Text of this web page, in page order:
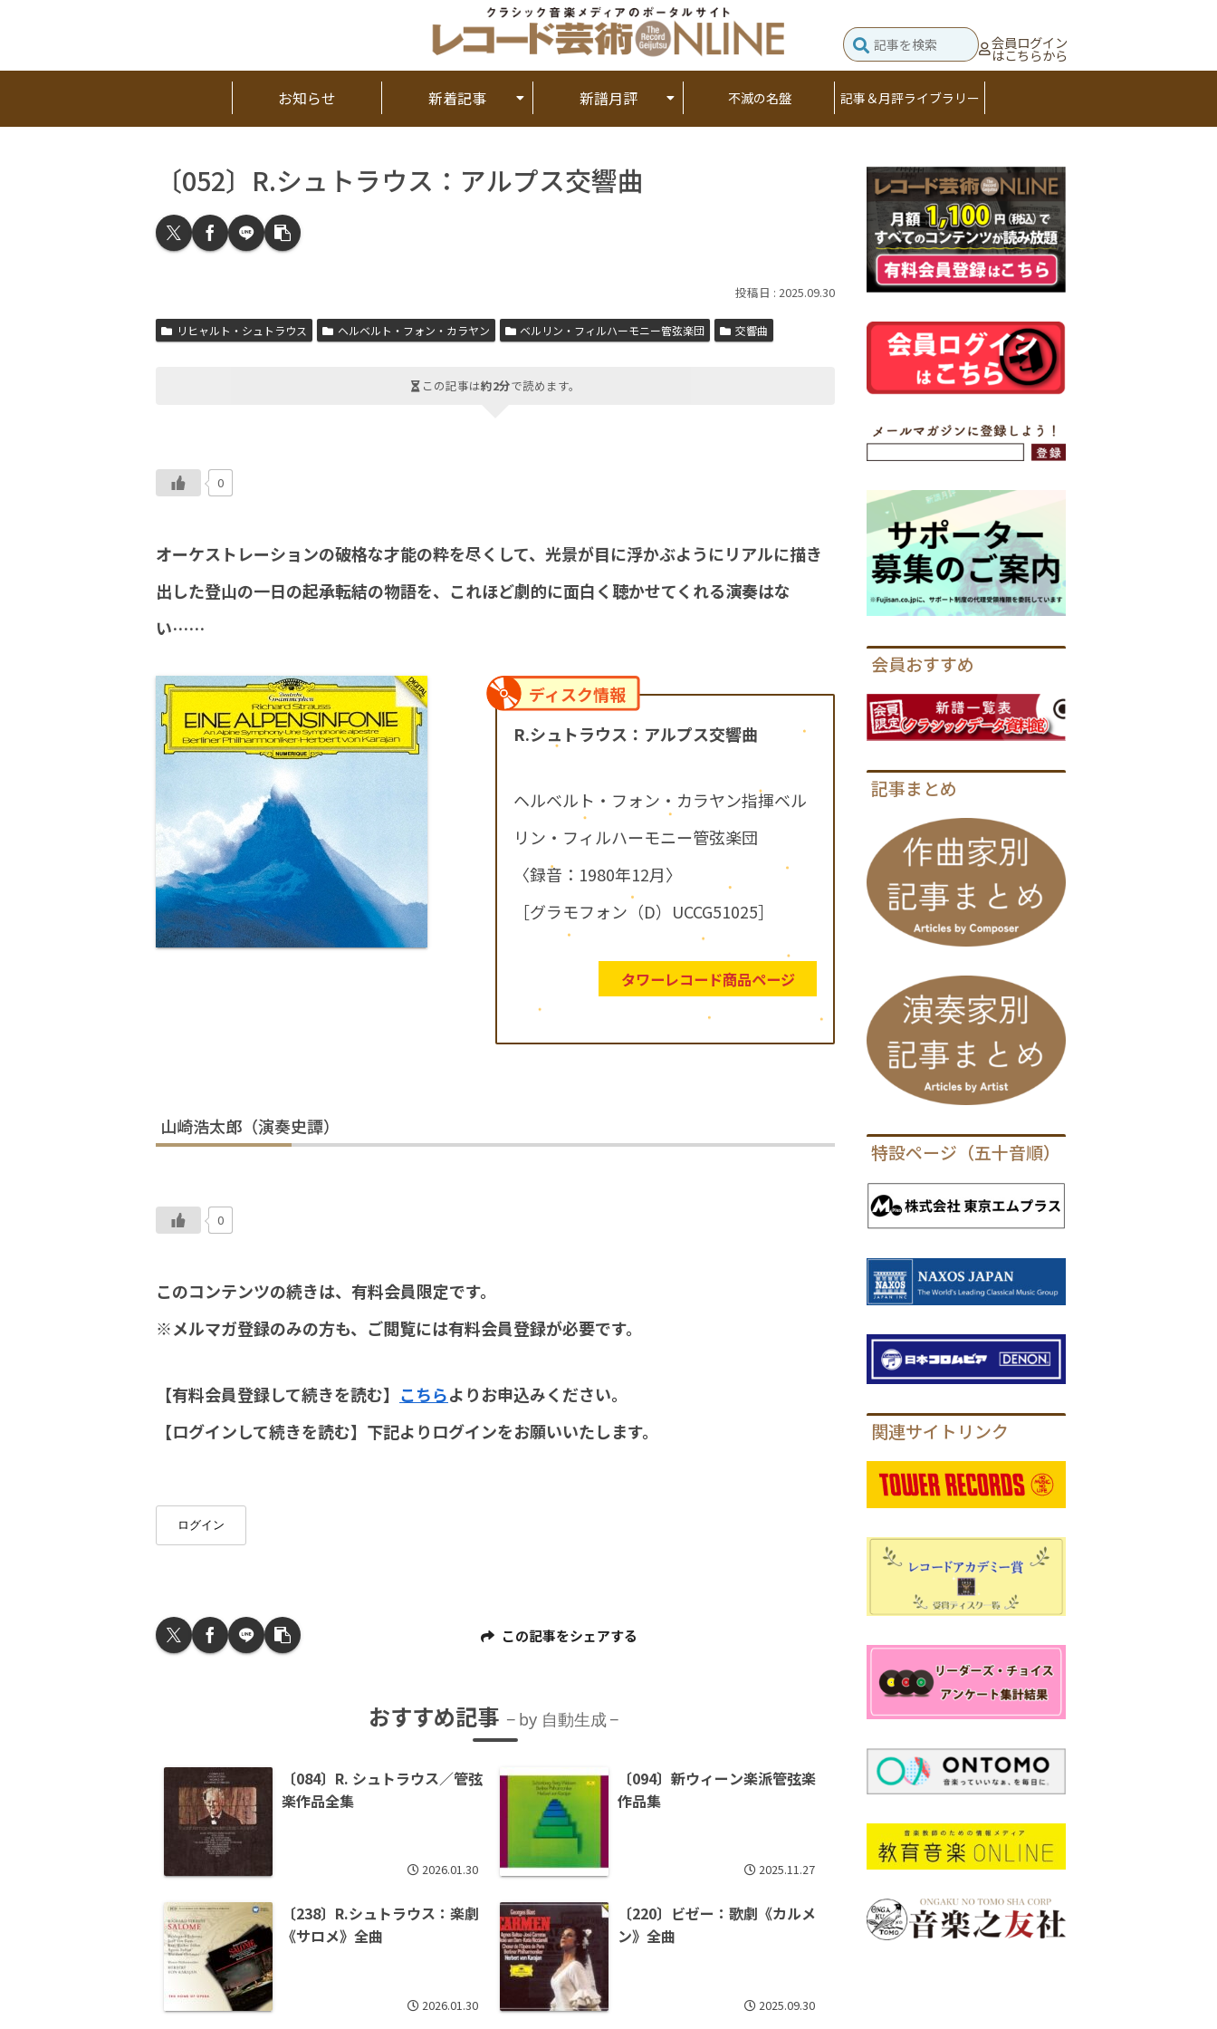
会員ログイン
はこちらから
お知らせ 新着記事 新譜月評 不滅の名盤 記事＆月評ライブラリー
〔052〕R.シュトラウス：アルプス交響曲
2025.09.30
リヒャルト・シュトラウス ヘルベルト・フォン・カラヤン ベルリン・フィルハーモニー管弦楽団 交響曲
この記事は約2分で読めます。
0
オーケストレーションの破格な才能の粋を尽くして、光景が目に浮かぶようにリアルに描き
出した登山の一日の起承転結の物語を、これほど劇的に面白く聴かせてくれる演奏はな
い……
ディスク情報
R.シュトラウス：アルプス交響曲
ヘルベルト・フォン・カラヤン指揮ベル
リン・フィルハーモニー管弦楽団
〈録音：1980年12月〉
［グラモフォン（D）UCCG51025］
タワーレコード商品ページ
山崎浩太郎（演奏史譚）
0
このコンテンツの続きは、有料会員限定です。
※メルマガ登録のみの方も、ご閲覧には有料会員登録が必要です。
【有料会員登録して続きを読む】 こちらよりお申込みください。
【ログインして続きを読む】下記よりログインをお願いいたします。
ログイン
この記事をシェアする
おすすめ記事 by 自動生成
〔084〕R. シュトラウス／管弦
楽作品全集
2026.01.30
〔094〕新ウィーン楽派管弦楽
作品集
2025.11.27
〔238〕R.シュトラウス：楽劇
《サロメ》全曲
2026.01.30
〔220〕ビゼー：歌劇《カルメ
ン》全曲
2025.09.30
会員おすすめ
記事まとめ
特設ページ（五十音順）
関連サイトリンク